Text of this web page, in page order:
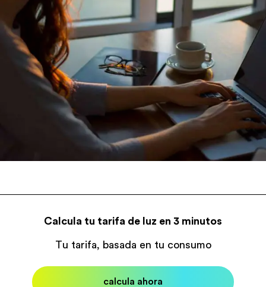
Calcula tu tarifa de luz en 3 minutos
Tu tarifa, basada en tu consumo
calcula ahora